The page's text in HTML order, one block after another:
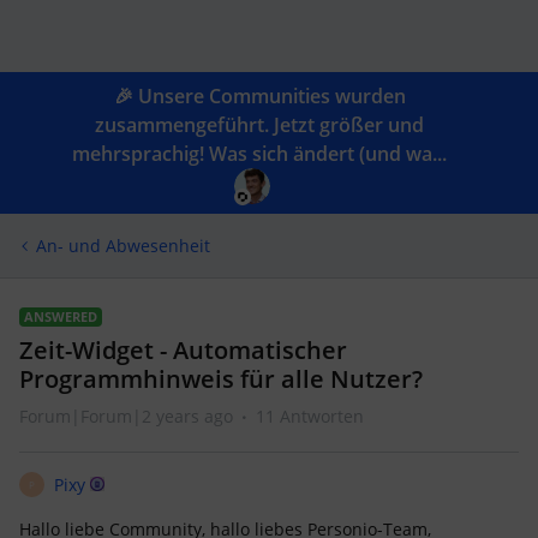
🎉 Unsere Communities wurden
zusammengeführt. Jetzt größer und
mehrsprachig! Was sich ändert (und wa...
An- und Abwesenheit
ANSWERED
Zeit-Widget - Automatischer
Programmhinweis für alle Nutzer?
Forum|Forum|2 years ago 11 Antworten
Pixy
Hallo liebe Community, hallo liebes Personio-Team,